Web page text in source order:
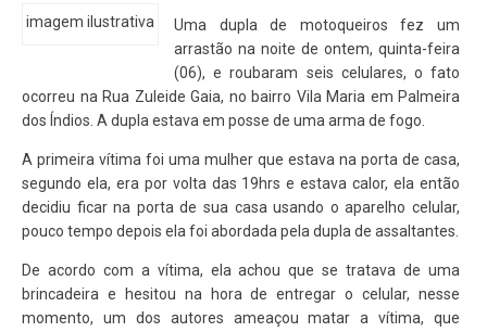
imagem ilustrativa
Uma dupla de motoqueiros fez um
arrastão na noite de ontem, quinta-feira
(06), e roubaram seis celulares, o fato
ocorreu na Rua Zuleide Gaia, no bairro Vila Maria em Palmeira
dos Índios. A dupla estava em posse de uma arma de fogo.
A primeira vítima foi uma mulher que estava na porta de casa,
segundo ela, era por volta das 19hrs e estava calor, ela então
decidiu ficar na porta de sua casa usando o aparelho celular,
pouco tempo depois ela foi abordada pela dupla de assaltantes.
De acordo com a vítima, ela achou que se tratava de uma
brincadeira e hesitou na hora de entregar o celular, nesse
momento, um dos autores ameaçou matar a vítima, que